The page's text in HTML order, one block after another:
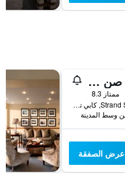
ساوثرن صن كيب صن
ممتاز 8.3
23 Strand Street, 23, كابي تاون, محافظة كيب الغربية, جنوب أفريقيا
عرض الصفقة